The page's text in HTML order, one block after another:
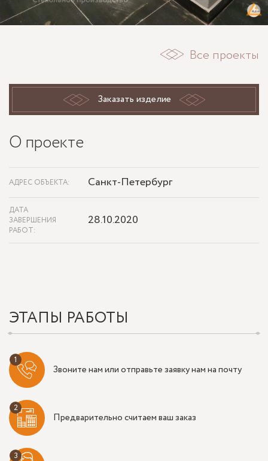
Все проекты
Заказать изделие
О проекте
АДРЕС ОБЪЕКТА: Санкт-Петербург
ДАТА
ЗАВЕРШЕНИЯ
РАБОТ:
28.10.2020
ЭТАПЫ РАБОТЫ
Звоните нам или отправьте заявку нам на почту
Предварительно считаем ваш заказ